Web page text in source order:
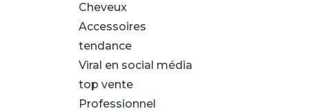
Cheveux
Accessoires
tendance
Viral en social média
top vente
Professionnel